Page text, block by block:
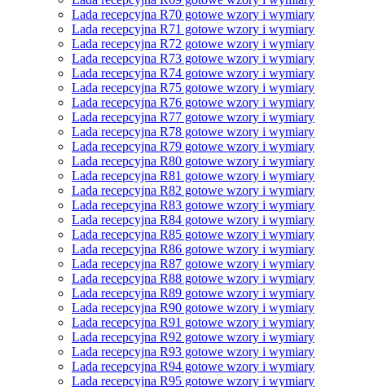
Lada recepcyjna R70 gotowe wzory i wymiary
Lada recepcyjna R71 gotowe wzory i wymiary
Lada recepcyjna R72 gotowe wzory i wymiary
Lada recepcyjna R73 gotowe wzory i wymiary
Lada recepcyjna R74 gotowe wzory i wymiary
Lada recepcyjna R75 gotowe wzory i wymiary
Lada recepcyjna R76 gotowe wzory i wymiary
Lada recepcyjna R77 gotowe wzory i wymiary
Lada recepcyjna R78 gotowe wzory i wymiary
Lada recepcyjna R79 gotowe wzory i wymiary
Lada recepcyjna R80 gotowe wzory i wymiary
Lada recepcyjna R81 gotowe wzory i wymiary
Lada recepcyjna R82 gotowe wzory i wymiary
Lada recepcyjna R83 gotowe wzory i wymiary
Lada recepcyjna R84 gotowe wzory i wymiary
Lada recepcyjna R85 gotowe wzory i wymiary
Lada recepcyjna R86 gotowe wzory i wymiary
Lada recepcyjna R87 gotowe wzory i wymiary
Lada recepcyjna R88 gotowe wzory i wymiary
Lada recepcyjna R89 gotowe wzory i wymiary
Lada recepcyjna R90 gotowe wzory i wymiary
Lada recepcyjna R91 gotowe wzory i wymiary
Lada recepcyjna R92 gotowe wzory i wymiary
Lada recepcyjna R93 gotowe wzory i wymiary
Lada recepcyjna R94 gotowe wzory i wymiary
Lada recepcyjna R95 gotowe wzory i wymiary